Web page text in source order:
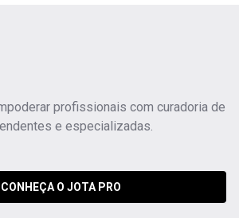
profissionais com curadoria de
e especializadas.
CONHEÇA O JOTA PRO